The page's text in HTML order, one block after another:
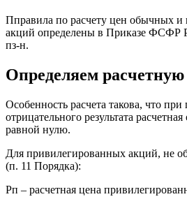
Пправила по расчету цен обычных
акций определены в Приказе ФСФР
пз-н.
Определяем
Особенность расчета такова, что
отрицательного результата
равной нулю.
Для привилегированных акций, не
(п. 11 Порядка):
Рп – расчетная цена